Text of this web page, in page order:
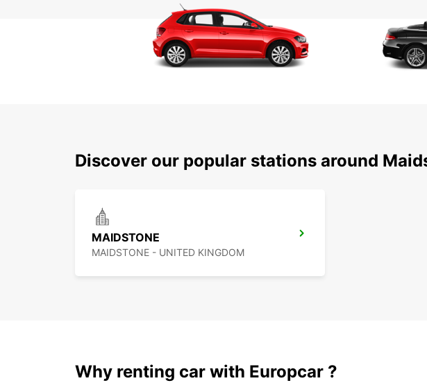
Discover our popular stations around
MAIDSTONE
MAIDSTONE - UNITED KINGDOM
Why renting car with Europcar ?